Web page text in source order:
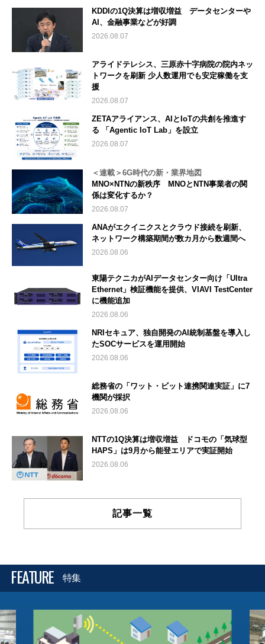
KDDIの1Q決算は増収増益 データセンターや
AI、金融事業などが好調
2026.08.07
アライドテレシス、三原赤十字病院の院内ネッ
トワークを刷新 少人数運用でも安定稼働を支
援
2026.08.07
ZETAアライアンス、AIとIoTの共創を推進す
る 「Agentic IoT Lab」を設立
2026.08.07
＜連載＞6G時代の新・業界地図
MNO×NTNの新秩序 MNOとNTN事業者の関
係は変化するか？
2026.08.07
ANAがエクイニクスとクラウド接続を刷新、
ネットワーク構築期間が数カ月から数週間へ
2026.08.06
東陽テクニカがAIデータセンター向け「Ultra
Ethernet」検証機能を提供、VIAVI TestCenter
に機能追加
2026.08.06
NRIセキュア、独自開発のAI統制基盤を導入し
たSOCサービスを運用開始
2026.08.06
総務省の「ワット・ビット連携関連実証」に7
機関が採択
2026.08.06
NTTの1Q決算は増収増益 ドコモの「気球型
HAPS」は9月から能登エリアで実証開始
2026.08.06
記事一覧
FEATURE 特集